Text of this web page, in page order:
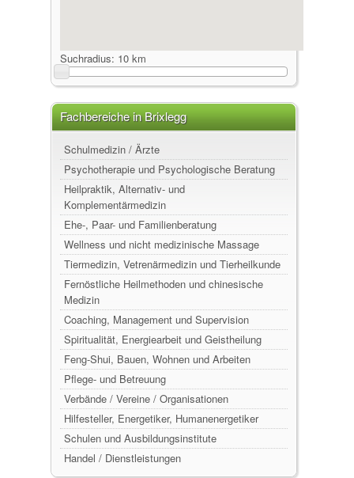
Suchradius: 10 km
Fachbereiche in Brixlegg
Schulmedizin / Ärzte
Psychotherapie und Psychologische Beratung
Heilpraktik, Alternativ- und
Komplementärmedizin
Ehe-, Paar- und Familienberatung
Wellness und nicht medizinische Massage
Tiermedizin, Vetrenärmedizin und Tierheilkunde
Fernöstliche Heilmethoden und chinesische
Medizin
Coaching, Management und Supervision
Spiritualität, Energiearbeit und Geistheilung
Feng-Shui, Bauen, Wohnen und Arbeiten
Pflege- und Betreuung
Verbände / Vereine / Organisationen
Hilfesteller, Energetiker, Humanenergetiker
Schulen und Ausbildungsinstitute
Handel / Dienstleistungen